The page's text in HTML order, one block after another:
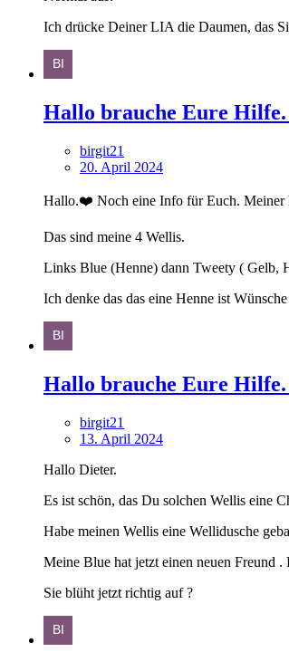
Ich drücke Deiner LIA die Daumen, das
Hallo brauche Eure
birgit21
20. April 2024
Hallo.❤️ Noch eine Info für Euch. Meiner
Das sind meine 4 Wellis.
Links Blue (Henne) dann Tweety ( Gelb,
Ich denke das das eine Henne ist
Hallo brauche Eure
birgit21
13. April 2024
Hallo Dieter.
Es ist schön, das Du solchen Wellis eine
Habe meinen Wellis eine Wellidusche
Meine Blue hat jetzt einen neuen Freund
Sie blüht jetzt richtig auf ?